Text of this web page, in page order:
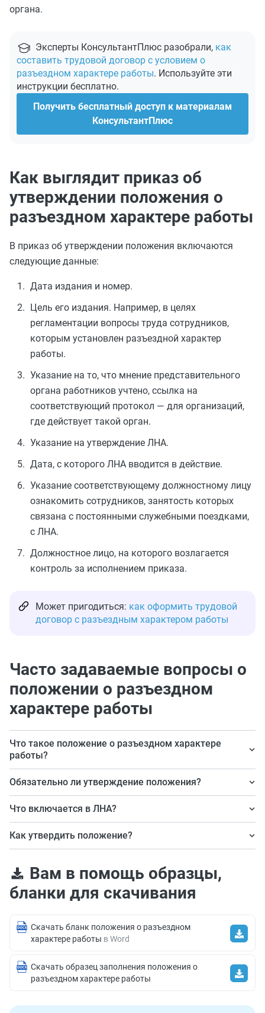
органа.
Эксперты КонсультантПлюс разобрали, как
составить трудовой договор с условием о
разъездном характере работы. Используйте эти
инструкции бесплатно.
Получить бесплатный доступ к материалам
КонсультантПлюс
Как выглядит приказ об
утверждении положения о
разъездном характере работы
В приказ об утверждении положения включаются
следующие данные:
Дата издания и номер.
Цель его издания. Например, в целях
регламентации вопросы труда сотрудников,
которым установлен разъездной характер
работы.
Указание на то, что мнение представительного
органа работников учтено, ссылка на
соответствующий протокол — для организаций,
где действует такой орган.
Указание на утверждение ЛНА.
Дата, с которого ЛНА вводится в действие.
Указание соответствующему должностному лицу
ознакомить сотрудников, занятость которых
связана с постоянными служебными поездками,
с ЛНА.
Должностное лицо, на которого возлагается
контроль за исполнением приказа.
Может пригодиться: как оформить трудовой
договор с разъездным характером работы
Часто задаваемые вопросы о
положении о разъездном
характере работы
Что такое положение о разъездном характере
работы?
Это локальный акт, утверждаемый работодателем, с
которых связана с разъездами, установления им
соответствующих гарантий и возмещения понесенных
расходов.
Обязательно ли утверждение положения?
Нет, необязательно. Оно составляется по усмотрению
Что включается в ЛНА?
Перечень профессий, работа по которым связана с
за разъездной характер; порядок и формы отчетов о
проделанной работе.
Как утвердить положение?
учетом мнения представительного органа работников,
если таковой действует в организации.
Вам в помощь образцы,
бланки для скачивания
Скачать бланк положения о разъездном
характере работы в Word
Скачать образец заполнения положения о
разъездном характере работы